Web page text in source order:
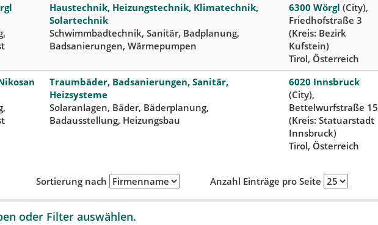
Haustechnik, Heizungstechnik, Klimatechnik,
Solartechnik
Schwimmbadtechnik, Sanitär, Badplanung,
Badsanierungen, Wärmepumpen
6300 Wörgl (City),
Friedhofstraße 3
(Kreis: Bezirk
Kufstein)
Tirol, Österreich
Traumbäder, Badsanierungen, Sanitär,
Heizsysteme
Solaranlagen, Bäder, Bäderplanung,
Badausstellung, Heizungsbau
6020 Innsbruck
(City),
Bettelwurfstraße 15
(Kreis: Statuarstadt
Innsbruck)
Tirol, Österreich
Sortierung nach Anzahl Einträge pro Seite
oder Filter auswählen.